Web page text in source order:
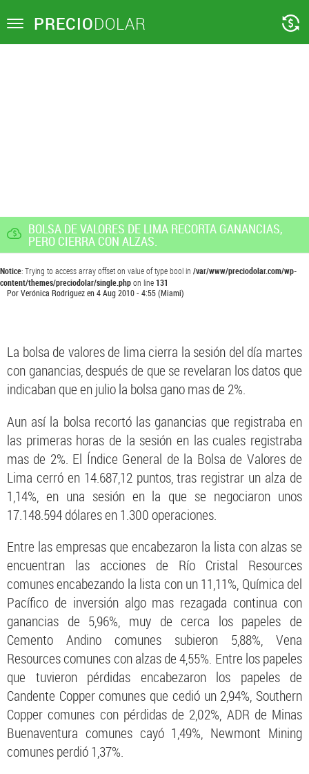
Toggle PRECIODOLAR
BOLSA DE VALORES DE LIMA RECORTA GANANCIAS,
PERO CIERRA CON ALZAS.
Notice: Trying to access array offset on value of type bool in /var/www/preciodolar.com/wp-
content/themes/preciodolar/single.phpon line131
PorVerónica Rodriguezen4 Aug 2010 - 4:55(Miami)
La bolsa de valores de lima cierra la sesión del día martes
con ganancias, después de que se revelaran los datos que
indicaban que en julio la bolsa gano mas de 2%.
Aun así la bolsa recortó las ganancias que registraba en
las primeras horas de la sesión en las cuales registraba
mas de 2%. El Índice General de la Bolsa de Valores de
Lima cerró en 14.687,12 puntos, tras registrar un alza de
1,14%, en una sesión en la que se negociaron unos
17.148.594 dólares en 1.300 operaciones.
Entre las empresas que encabezaron la lista con alzas se
encuentran las acciones de Río Cristal Resources
comunes encabezando la lista con un 11,11%, Química del
Pacífico de inversión algo mas rezagada continua con
ganancias de 5,96%, muy de cerca los papeles de
Cemento Andino comunes subieron 5,88%, Vena
Resources comunes con alzas de 4,55%. Entre los papeles
que tuvieron pérdidas encabezaron los papeles de
Candente Copper comunes que cedió un 2,94%, Southern
Copper comunes con pérdidas de 2,02%, ADR de Minas
Buenaventura comunes cayó 1,49%, Newmont Mining
comunes perdió 1,37%.